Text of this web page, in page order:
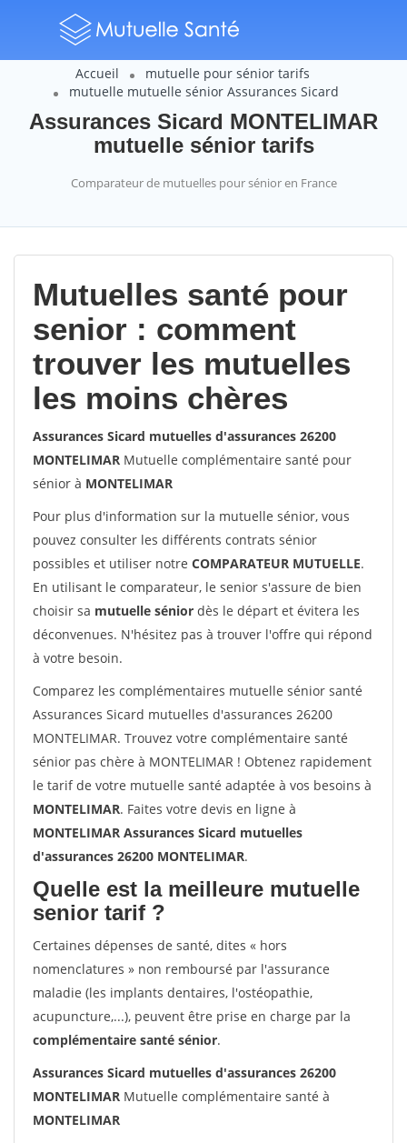
Accueil
mutuelle pour sénior tarifs
mutuelle mutuelle sénior Assurances Sicard
Assurances Sicard MONTELIMAR
mutuelle sénior tarifs
Comparateur de mutuelles pour sénior en France
Mutuelles santé pour
senior : comment
trouver les mutuelles
les moins chères
Assurances Sicard mutuelles d'assurances 26200
MONTELIMAR Mutuelle complémentaire santé pour
sénior à MONTELIMAR
Pour plus d'information sur la mutuelle sénior, vous
pouvez consulter les différents contrats sénior
possibles et utiliser notre COMPARATEUR MUTUELLE.
En utilisant le comparateur, le senior s'assure de bien
choisir sa mutuelle sénior dès le départ et évitera les
déconvenues. N'hésitez pas à trouver l'offre qui répond
à votre besoin.
Comparez les complémentaires mutuelle sénior santé
Assurances Sicard mutuelles d'assurances 26200
MONTELIMAR. Trouvez votre complémentaire santé
sénior pas chère à MONTELIMAR ! Obtenez rapidement
le tarif de votre mutuelle santé adaptée à vos besoins à
MONTELIMAR. Faites votre devis en ligne à
MONTELIMAR Assurances Sicard mutuelles
d'assurances 26200 MONTELIMAR.
Quelle est la meilleure mutuelle
senior tarif ?
Certaines dépenses de santé, dites « hors
nomenclatures » non remboursé par l'assurance
maladie (les implants dentaires, l'ostéopathie,
acupuncture,...), peuvent être prise en charge par la
complémentaire santé sénior.
Assurances Sicard mutuelles d'assurances 26200
MONTELIMAR Mutuelle complémentaire santé à
MONTELIMAR